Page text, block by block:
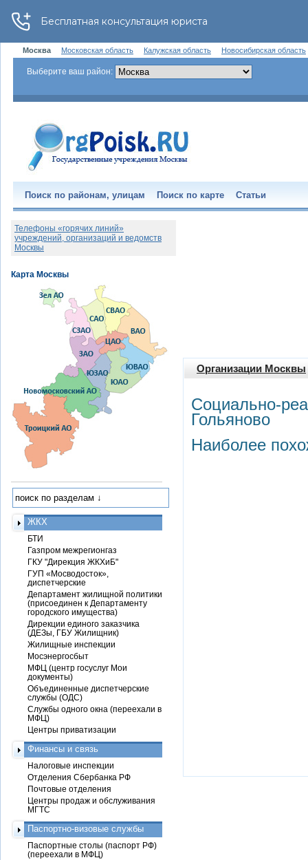
Москва Московская область Калужская область Новосибирская область
Выберите ваш район:
Поиск по районам, улицам Поиск по карте Статьи
Организации Москвы
Социально-
Гольяново
Наиболее
Телефоны «горячих линий»
учреждений, организаций и ведомств
Москвы
ЖКХ
БТИ
Газпром межрегионгаз
ГКУ "Дирекция ЖКХиБ"
ГУП «Мосводосток»,
диспетчерские
Департамент жилищной политики
(присоединен к Департаменту
городского имущества)
Дирекции единого заказчика
(ДЕЗы, ГБУ Жилищник)
Жилищные инспекции
Мосэнергосбыт
МФЦ (центр госуслуг Мои
документы)
Объединенные диспетчерские
службы (ОДС)
Службы одного окна (переехали в
МФЦ)
Центры приватизации
Финансы и связь
Налоговые инспекции
Отделения Сбербанка РФ
Почтовые отделения
Центры продаж и обслуживания
МГТС
Паспортно-визовые службы
Паспортные столы (паспорт РФ)
(переехали в МФЦ)